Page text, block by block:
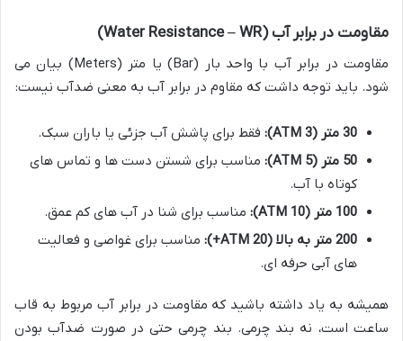
مقاومت در برابر آب (Water Resistance – WR)
مقاومت در برابر آب با واحد بار (Bar) یا متر (Meters) بیان می
شود. باید توجه داشت که مقاوم در برابر آب به معنی ضدآب نیست:
30 متر (3 ATM):
فقط برای پاشش آب جزئی یا باران سبک.
50 متر (5 ATM):
مناسب برای شستن دست ها و تماس های
کوتاه با آب.
100 متر (10 ATM):
مناسب برای شنا در آب های کم عمق.
200 متر به بالا (20 ATM+):
مناسب برای غواصی و فعالیت
های آبی حرفه ای.
همیشه به یاد داشته باشید که مقاومت در برابر آب مربوط به قاب
ساعت است، نه بند چرمی. بند چرمی حتی در صورت ضدآب بودن